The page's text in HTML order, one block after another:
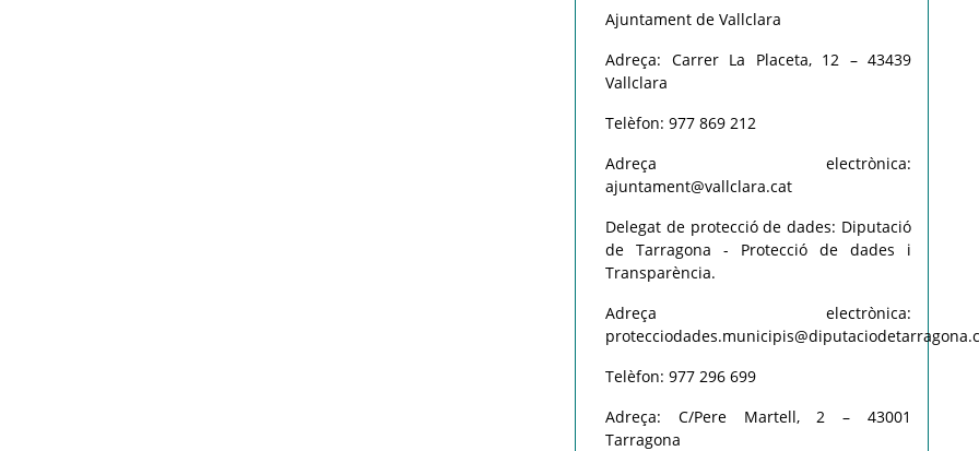
Ajuntament de Vallclara
Adreça: Carrer La Placeta, 12 – 43439
Vallclara
Telèfon: 977 869 212
Adreça electrònica:
ajuntament@vallclara.cat
Delegat de protecció de dades: Diputació
de Tarragona - Protecció de dades i
Transparència.
Adreça electrònica:
Telèfon: 977 296 699
Adreça: C/Pere Martell, 2 – 43001
Tarragona